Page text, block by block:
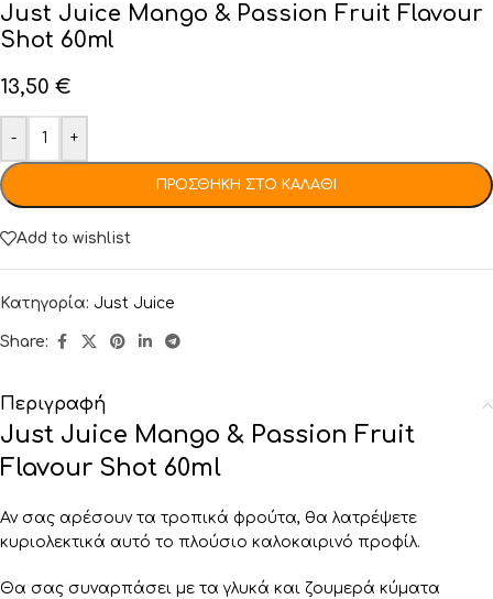
Just Juice Mango & Passion Fruit Flavour
Shot 60ml
13,50 €
- +
ΠΡΟΣΘΉΚΗ ΣΤΟ ΚΑΛΆΘΙ
Add to wishlist
Κατηγορία: Just Juice
Share:
Περιγραφή
Just Juice Mango & Passion Fruit
Flavour Shot 60ml
Αν σας αρέσουν τα τροπικά φρούτα, θα λατρέψετε
κυριολεκτικά αυτό το πλούσιο καλοκαιρινό προφίλ.
Θα σας συναρπάσει με τα γλυκά και ζουμερά κύματα